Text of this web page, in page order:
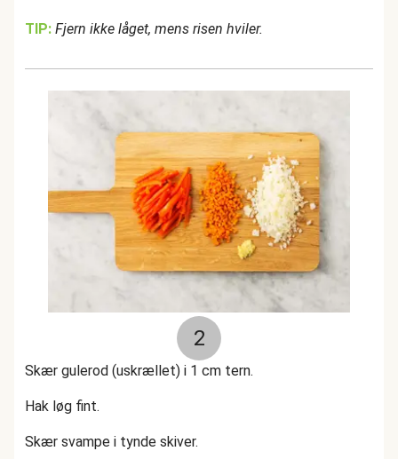
TIP: Fjern ikke låget, mens risen hviler.
2
Skær gulerod (uskrællet) i 1 cm tern.
Hak løg fint.
Skær svampe i tynde skiver.